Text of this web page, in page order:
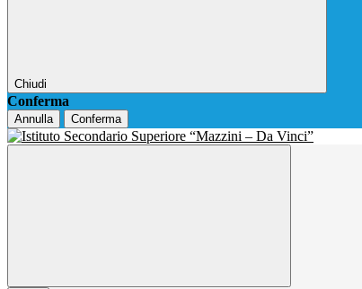
Chiudi
Conferma
Annulla Conferma